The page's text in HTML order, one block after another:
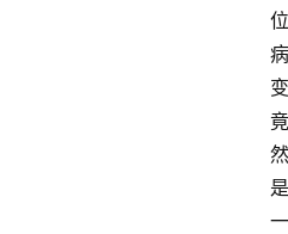
位
病
变
竟
然
是
一